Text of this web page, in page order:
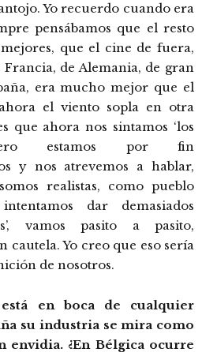
Yo recuerdo cuando era
pensábamos que el resto
que el cine de fuera,
de Alemania, de gran
era mucho mejor que el
el viento sopla en otra
que ahora nos sintamos ‘los
estamos por fin
y nos atrevemos a hablar,
realistas, como pueblo
dar demasiados
vamos pasito a pasito,
cautela. Yo creo que eso sería
de nosotros.
en boca de cualquier
su industria se mira como
envidia. ¿En Bélgica ocurre